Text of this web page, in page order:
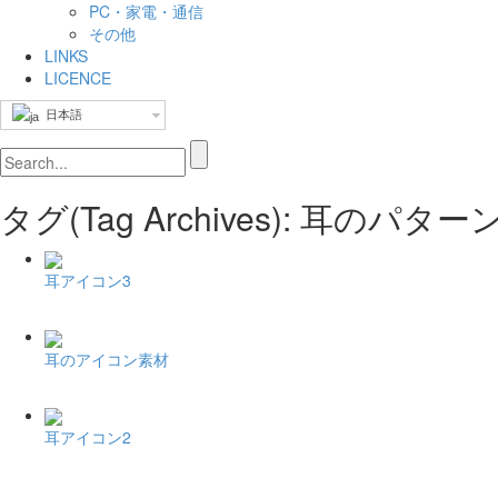
PC・家電・通信
その他
LINKS
LICENCE
日本語
タグ(Tag Archives): 耳のパター
耳アイコン3
耳のアイコン素材
耳アイコン2